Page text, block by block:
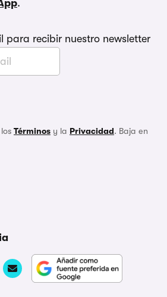
.
para recibir nuestro newsletter
Términos y la Privacidad. Baja en